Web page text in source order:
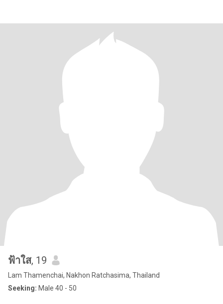
ฟ้าใส, 19
Lam Thamenchai, Nakhon Ratchasima, Thailand
Seeking: Male 40 - 50